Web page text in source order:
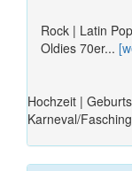
Rock | Latin
Oldies 70er...
Hochzeit |
Karneval/